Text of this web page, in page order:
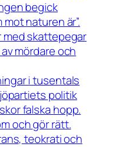
begick
naturen är”.
med skattepegar
mördare och
i tusentals
politik
falska hopp.
och gör rätt.
teokrati och